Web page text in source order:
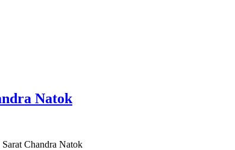
Natok
Sarat Chandra Natok